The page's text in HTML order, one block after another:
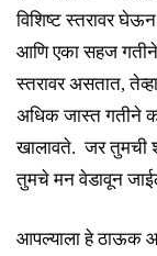
विशिष्ट स्तरावर
आणि एका सहजगतीने
स्तरावर असतात,
अधिक जास्तगतीने
खालावते. जरतुमची
तुमचे मन वेडावून
आपल्याला हे ठाऊक